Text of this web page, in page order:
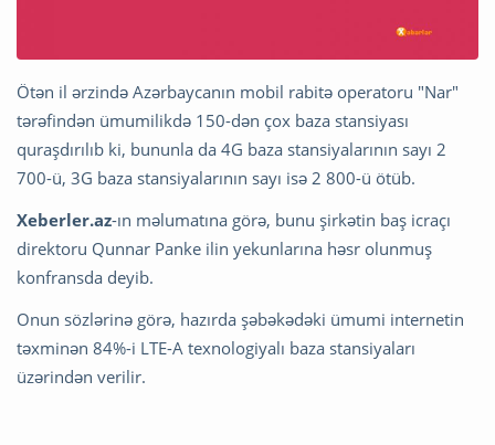
Ötən il ərzində Azərbaycanın mobil rabitə operatoru "Nar"
tərəfindən ümumilikdə 150-dən çox baza stansiyası
quraşdırılıb ki, bununla da 4G baza stansiyalarının sayı 2
700-ü, 3G baza stansiyalarının sayı isə 2 800-ü ötüb.
Xeberler.az-ın məlumatına görə, bunu şirkətin baş icraçı
direktoru Qunnar Panke ilin yekunlarına həsr olunmuş
konfransda deyib.
Onun sözlərinə görə, hazırda şəbəkədəki ümumi internetin
təxminən 84%-i LTE-A texnologiyalı baza stansiyaları
üzərindən verilir.